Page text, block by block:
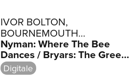
IVOR BOLTON,
BOURNEMOUTH
SINFONIETTA, JOHN HARLE
Nyman: Where The Bee
Dances / Bryars: The Green
Ray / Westbrook: Bean Rows
And Blues Shots
Digitale